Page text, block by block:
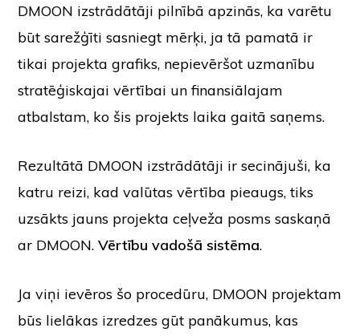
DMOON izstrādātāji pilnībā apzinās, ka varētu
būt sarežģīti sasniegt mērķi, ja tā pamatā ir
tikai projekta grafiks, nepievēršot uzmanību
stratēģiskajai vērtībai un finansiālajam
atbalstam, ko šis projekts laika gaitā saņems.
Rezultātā DMOON izstrādātāji ir secinājuši, ka
katru reizi, kad valūtas vērtība pieaugs, tiks
uzsākts jauns projekta ceļveža posms saskaņā
ar DMOON.Vērtību vadošā sistēma.
Ja viņi ievēros šo procedūru, DMOON projektam
būs lielākas izredzes gūt panākumus, kas